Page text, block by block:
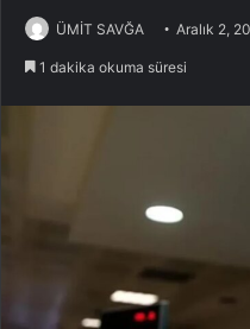
ÜMİT SAVĞA Aralık 2,
1 dakika okuma süresi